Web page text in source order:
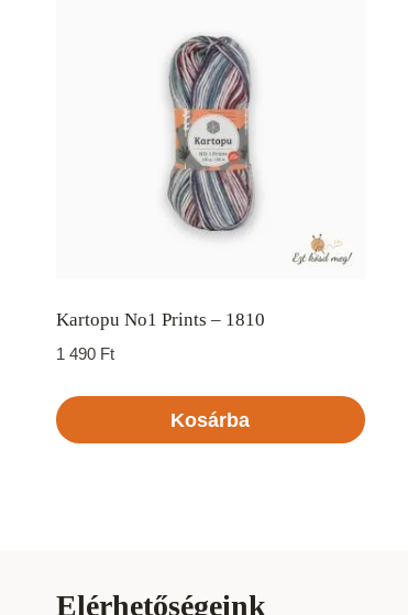
Kartopu No1 Prints – 1810
1 490 Ft
Kosárba
Elérhetőségeink